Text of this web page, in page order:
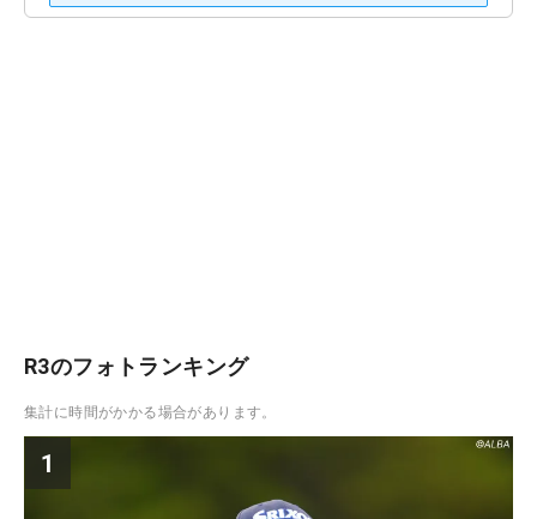
R3のフォトランキング
集計に時間がかかる場合があります。
1